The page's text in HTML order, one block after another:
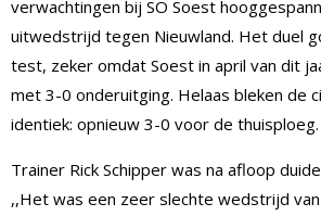
verwachtingen bij SO Soest
uitwedstrijd tegen Nieuwland. Het duel
test, zeker omdat Soest in april van dit
met 3-0 onderuitging. Helaas bleken de
identiek: opnieuw 3-0 voor de thuisploeg.
Trainer Rick Schipper was na afloop
,,Het was een zeer slechte wedstrijd